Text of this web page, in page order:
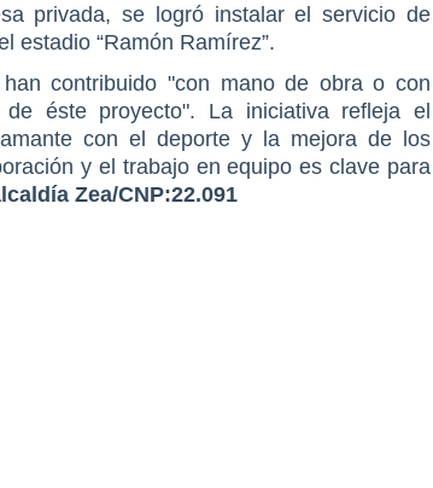
privada, se logró instalar el servicio de
estadio “Ramón Ramírez”.
contribuido "con mano de obra o con
éste proyecto". La iniciativa refleja el
con el deporte y la mejora de los
y el trabajo en equipo es clave para
Zea/CNP:22.091